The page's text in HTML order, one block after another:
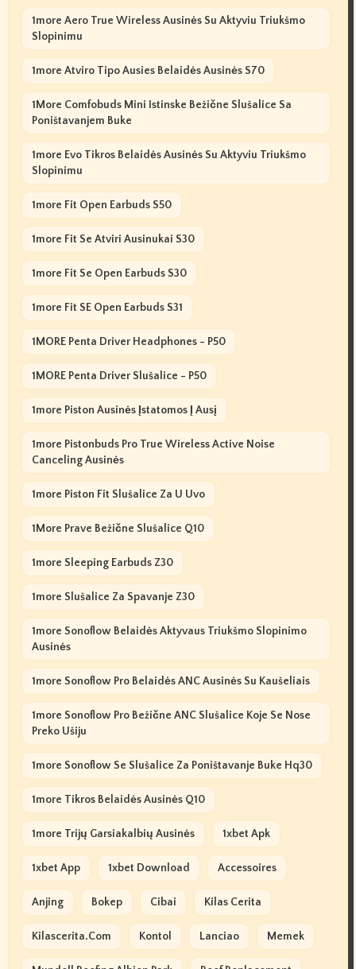
1more Aero True Wireless Ausinės Su Aktyviu Triukšmo
Slopinimu
1more Atviro Tipo Ausies Belaidės Ausinės S70
1More Comfobuds Mini Istinske Bežične Slušalice Sa
Poništavanjem Buke
1more Evo Tikros Belaidės Ausinės Su Aktyviu Triukšmo
Slopinimu
1more Fit Open Earbuds S50
1more Fit Se Atviri Ausinukai S30
1more Fit Se Open Earbuds S30
1more Fit SE Open Earbuds S31
1MORE Penta Driver Headphones - P50
1MORE Penta Driver Slušalice - P50
1more Piston Ausinės Įstatomos Į Ausį
1more Pistonbuds Pro True Wireless Active Noise
Canceling Ausinės
1more Piston Fit Slušalice Za U Uvo
1More Prave Bežične Slušalice Q10
1more Sleeping Earbuds Z30
1more Slušalice Za Spavanje Z30
1more Sonoflow Belaidės Aktyvaus Triukšmo Slopinimo
Ausinės
1more Sonoflow Pro Belaidės ANC Ausinės Su Kaušeliais
1more Sonoflow Pro Bežične ANC Slušalice Koje Se Nose
Preko Ušiju
1more Sonoflow Se Slušalice Za Poništavanje Buke Hq30
1more Tikros Belaidės Ausinės Q10
1more Trijų Garsiakalbių Ausinės 1xbet Apk
1xbet App 1xbet Download Accessoires
Anjing Bokep Cibai Kilas Cerita
Kilascerita.com Kontol Lanciao Memek